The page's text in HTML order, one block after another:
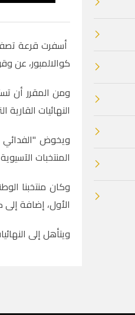
كوالالمبور، عن
النهائيات القارية
ويخوض "الفدائي
المنتخبات
وكان منتخبنا
الأول، إضافة
ويتأهل إلى